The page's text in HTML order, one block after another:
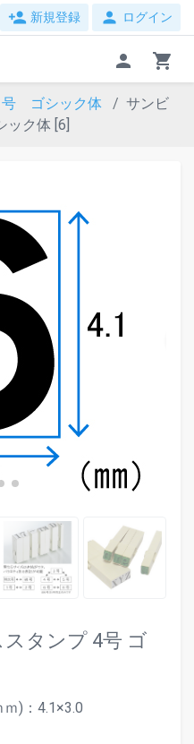
person_add 新規登録 person ログイン
person shopping_cart
号 ゴシック体
サンビ
ック体 [6]
タンプ 4号 ゴ
)：4.1×3.0